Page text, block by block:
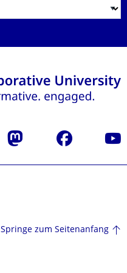
Mastodon Facebook
Springe zum Seitenanfang